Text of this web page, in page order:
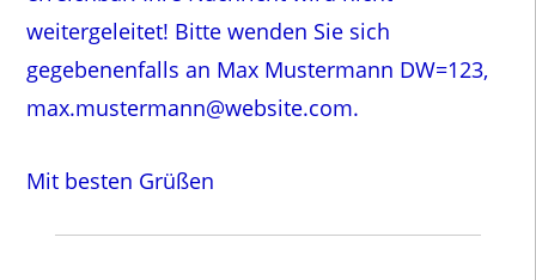
weitergeleitet! Bitte wenden Sie sich
gegebenenfalls an Max Mustermann DW=123,
max.mustermann@website.com.
Mit besten Grüßen